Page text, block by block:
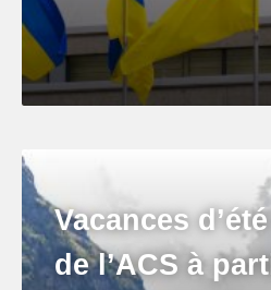
Vacances
de l’ACS à